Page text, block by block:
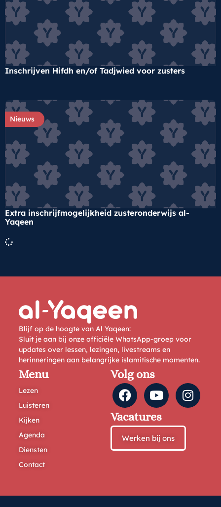
Inschrijven Hifdh en/of Tadjwied voor zusters
Nieuws
Extra inschrijfmogelijkheid zusteronderwijs al-
Yaqeen
Blijf op de hoogte van Al Yaqeen:
Sluit je aan bij onze officiële WhatsApp-groep voor
updates over lessen, lezingen, livestreams en
herinneringen aan belangrijke islamitische momenten.
Menu
Lezen
Luisteren
Kijken
Agenda
Diensten
Contact
Volg ons
Vacatures
Werken bij ons